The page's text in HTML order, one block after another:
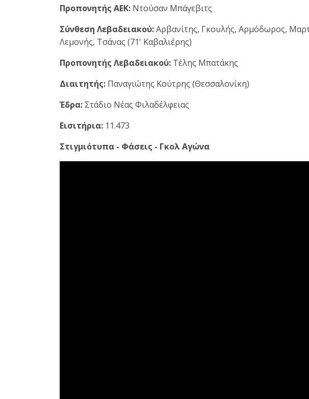
Προπονητής ΑΕΚ: Ντούσαν Μπάγεβιτς
Σύνθεση Λεβαδειακού:Αρβανίτης, Γκουλής, Αρμόδωρος,
Λεμονής, Τσάνας (71' Καβαλιέρης)
Προπονητής Λεβαδειακού: Τέλης Μπατάκης
Διαιτητής: Παναγιώτης Κούτρης (Θεσσαλονίκη)
Έδρα: Στάδιο Νέας Φιλαδέλφειας
Εισιτήρια: 11.473
Στιγμιότυπα - Φάσεις - Γκολ Αγώνα